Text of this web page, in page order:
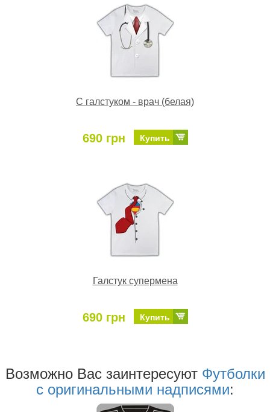
С галстуком - врач (белая)
690 грн Купить
Галстук супермена
690 грн Купить
Возможно Ваc заинтересуют Футболки
с оригинальными надписями: